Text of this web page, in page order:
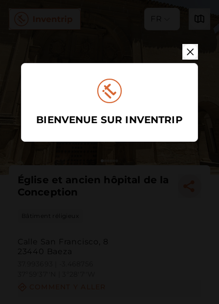
FR
Église et ancien hôpital de la
Conception
Bâtiment réligieux
Calle San Francisco, 8
23440 Baeza
BIENVENUE SUR INVENTRIP